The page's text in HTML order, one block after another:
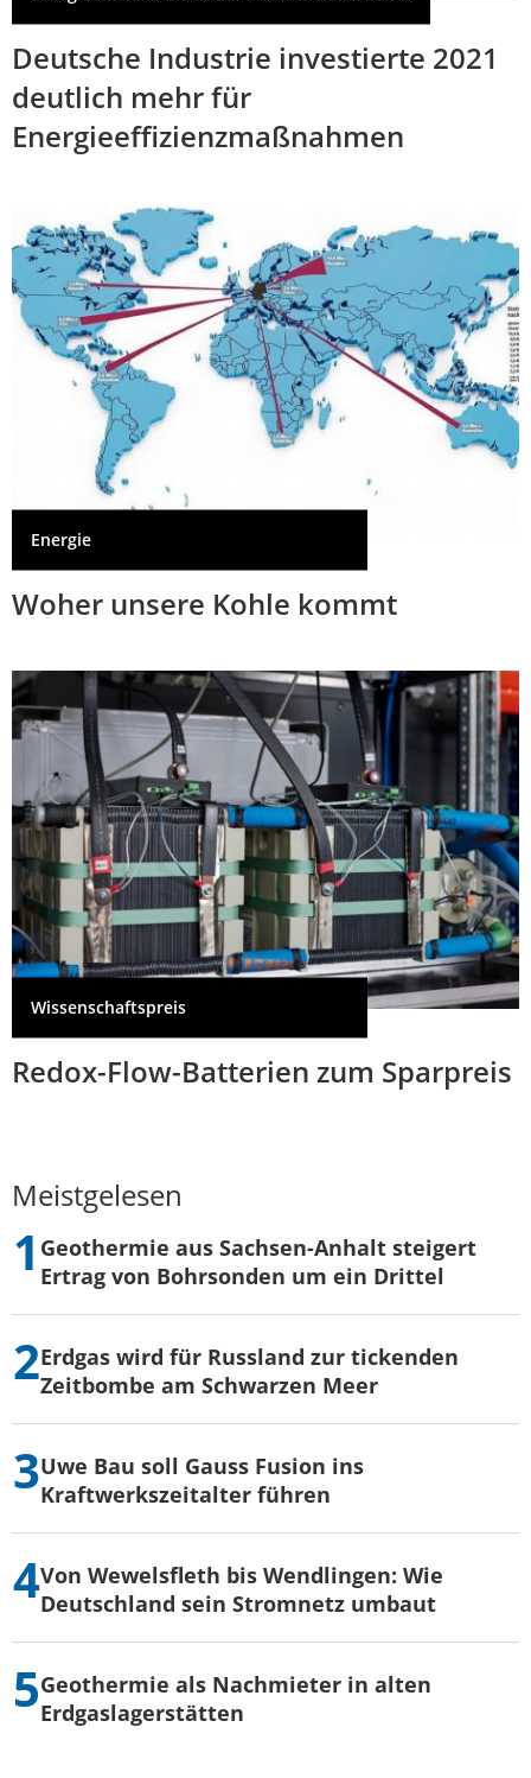
Deutsche Industrie investierte 2021
deutlich mehr für
Energieeffizienzmaßnahmen
Energie
Woher unsere Kohle kommt
Wissenschaftspreis
Redox-Flow-Batterien zum Sparpreis
Meistgelesen
Geothermie aus Sachsen-Anhalt steigert
Ertrag von Bohrsonden um ein Drittel
Erdgas wird für Russland zur tickenden
Zeitbombe am Schwarzen Meer
Uwe Bau soll Gauss Fusion ins
Kraftwerkszeitalter führen
Von Wewelsfleth bis Wendlingen: Wie
Deutschland sein Stromnetz umbaut
Geothermie als Nachmieter in alten
Erdgaslagerstätten